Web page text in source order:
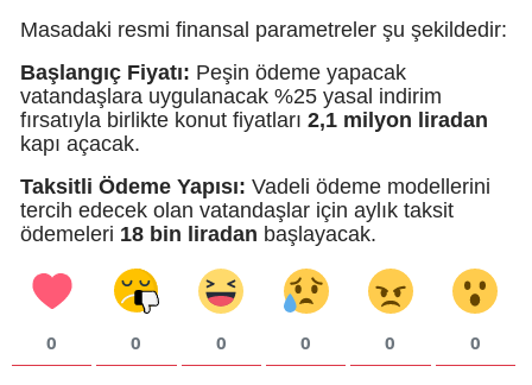
Masadaki resmi finansal parametreler şu şekildedir:
Başlangıç Fiyatı: Peşin ödeme yapacak
vatandaşlara uygulanacak %25 yasal indirim
fırsatıyla birlikte konut fiyatları 2,1 milyon liradan
kapı açacak.
Taksitli Ödeme Yapısı: Vadeli ödeme modellerini
tercih edecek olan vatandaşlar için aylık taksit
ödemeleri 18 bin liradan başlayacak.
0 0 0 0 0 0